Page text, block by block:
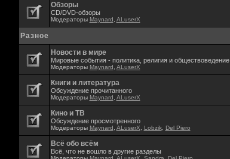
Обзоры
CD/DVD-обзоры
Модераторы Maynard ALuserX
Разное
Новости в мире
Мировые события - политика, религия и обществоведение
Модераторы Maynard ALuserX
Книги и литература
Обсуждение прочитанного
Модераторы Maynard ALuserX
Кино и ТВ
Обсуждение просмотренного
Модераторы Maynard ALuserX Lobzik, Del Piero
Всё обо всём
Всё, что не вошло в другие разделы